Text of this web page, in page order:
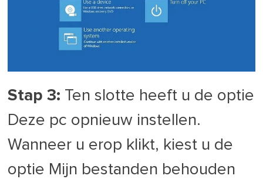
Stap 3: Ten slotte heeft u de optie
Deze pc opnieuw instellen.
Wanneer u erop klikt, kiest u de
optie Mijn bestanden behouden